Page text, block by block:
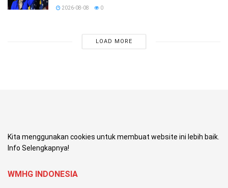
2026-08-08 0
LOAD MORE
Kita menggunakan cookies untuk membuat website ini lebih baik.
Info Selengkapnya!
WMHG INDONESIA